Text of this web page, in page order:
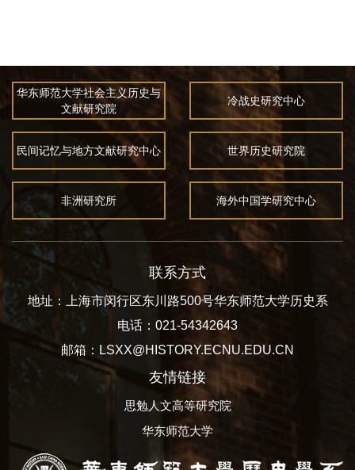
华东师范大学社会主义历史与
文献研究院
冷战史研究中心
民间记忆与地方文献研究中心 世界历史研究院
非洲研究所 海外中国学研究中心
联系方式
地址：上海市闵行区东川路500号华东师范大学历史系
电话：021-54342643
邮箱：LSXX@HISTORY.ECNU.EDU.CN
友情链接
思勉人文高等研究院
华东师范大学